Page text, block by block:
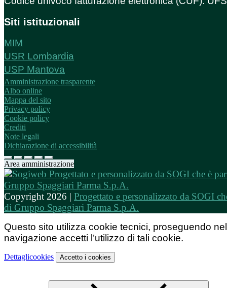
Siti istituzionali
MIM
USR Lombardia
USP Mantova
Amministrazione trasparente
Albo online
Mappa del sito
Privacy policy
Cookie policy
Crediti
Note legali
Dichiarazione di accessibilità
Area amministrazione
Copyright 2026 | Progettato e personalizzato da SOGI
di Gruppo Spaggiari Parma S.p.A.
Questo sito utilizza cookie tecnici, proseguendo
navigazione accetti l’utilizzo di tali cookie.
Dettaglicookies Accetto i cookies